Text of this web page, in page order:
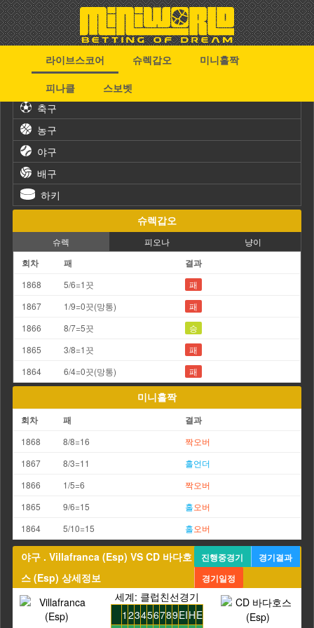
라이브스코어 슈렉갑오
미니홀짝
피나클
스보벳
축구
농구
야구
배구
하키
슈렉갑오
슈렉 피오나 냥이
회차 패 결과
1868 5/6=1끗
패
1867
1/9=0끗(망통)
패
1866
8/7=5끗
승
1865
3/8=1끗
패
1864
6/4=0끗(망통) 패
미니홀짝
회차 패 결과
1868 8/8=16 짝오버
1867
8/3=11 홀언더
1866
1/5=6 짝오버
1865
9/6=15 홀오버
1864
5/10=15 홀오버
야구 . Villafranca (Esp) VS CD 바다호
스 (Esp) 상세정보
진행중경기
경기결과
경기일정
세계: 클럽친선경기
1 23456789EIHE